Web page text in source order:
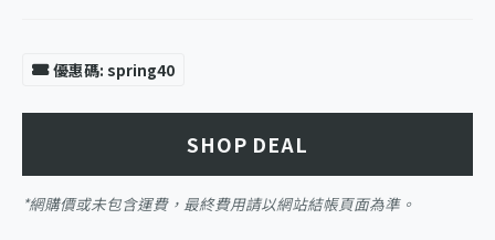
優惠碼: spring40
SHOP DEAL
*網購價或未包含運費，最終費用請以網站結帳頁面為準。